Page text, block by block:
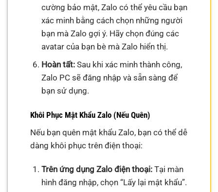
cường bảo mật, Zalo có thể yêu cầu bạn
xác minh bằng cách chọn những người
bạn mà Zalo gợi ý. Hãy chọn đúng các
avatar của bạn bè mà Zalo hiển thị.
Hoàn tất:Sau khi xác minh thành công,
Zalo PC sẽ đăng nhập và sẵn sàng để
bạn sử dụng.
Khôi Phục Mật Khẩu Zalo (Nếu Quên)
Nếu bạn quên mật khẩu Zalo, bạn có thể dễ
dàng khôi phục trên điện thoại:
Trên ứng dụng Zalo điện thoại:Tại màn
hình đăng nhập, chọn “Lấy lại mật khẩu”.